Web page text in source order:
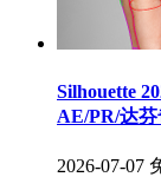
Silhouette
AE/PR/达
2026-07-07